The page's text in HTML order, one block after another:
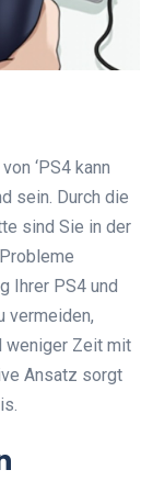
‘PS4 kann
sein. Durch die
sind Sie in der
Ihrer PS4 und
vermeiden,
weniger Zeit mit
Ansatz sorgt